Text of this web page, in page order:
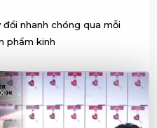
nhanh chóng qua mỗi
phẩm kinh